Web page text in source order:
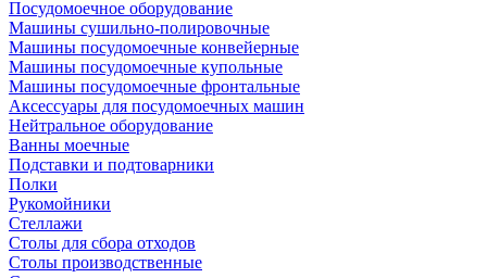
Посудомоечное оборудование
Машины сушильно-полировочные
Машины посудомоечные конвейерные
Машины посудомоечные купольные
Машины посудомоечные фронтальные
Аксессуары для посудомоечных машин
Нейтральное оборудование
Ванны моечные
Подставки и подтоварники
Полки
Рукомойники
Стеллажи
Столы для сбора отходов
Столы производственные